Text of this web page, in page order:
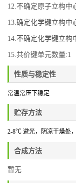
12.不确定原子立构中
13.确定化学键立构中
14.不确定化学键立构
15.共价键单元数量:1
性质与稳定性
常温常压下稳定
贮存方法
2-8℃ 避光，阴凉干燥处
合成方法
暂无